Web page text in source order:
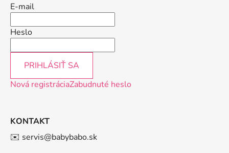
p
i
s
u
E-mail
Heslo
PRIHLÁSIŤ SA
Nová registráciaZabudnuté heslo
KONTAKT
✉️ servis@babybabo.sk